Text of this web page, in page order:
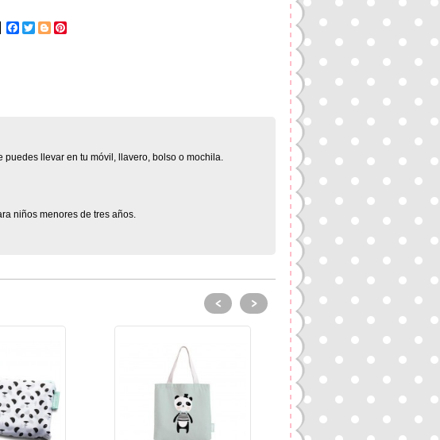
Facebook
TwitterBlogger
puedes llevar en tu móvil, llavero, bolso o mochila.
niños menores de tres años.
< >